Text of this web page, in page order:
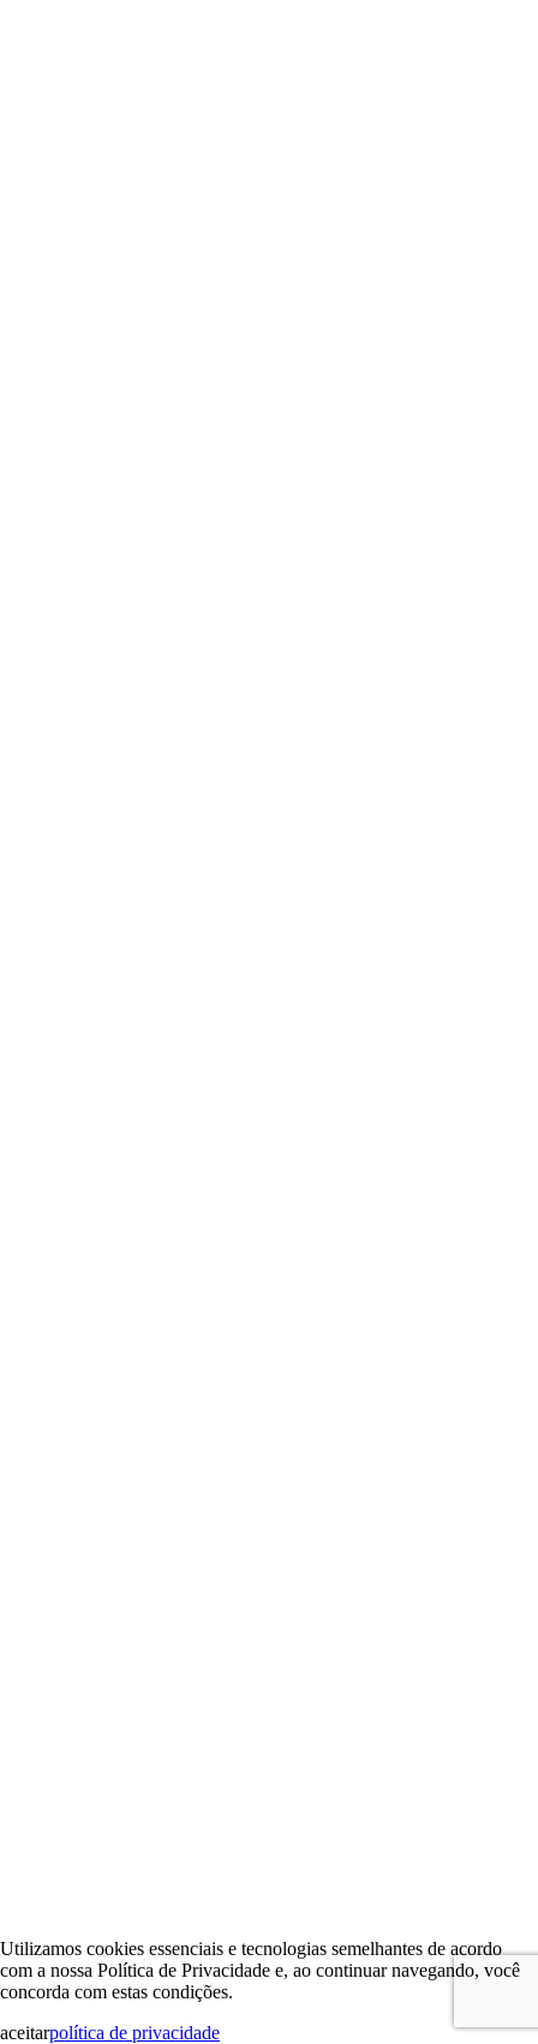
Utilizamos cookies essenciais e tecnologias semelhantes de acordo
com a nossa Política de Privacidade e, ao continuar navegando, você
concorda com estas condições.
aceitarpolítica de privacidade